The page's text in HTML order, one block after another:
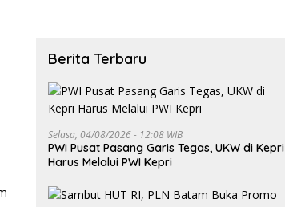
Berita Terbaru
Selasa, 04/08/2026 - 12:08 WIB
PWI Pusat Pasang Garis Tegas, UKW di Kepri
Harus Melalui PWI Kepri